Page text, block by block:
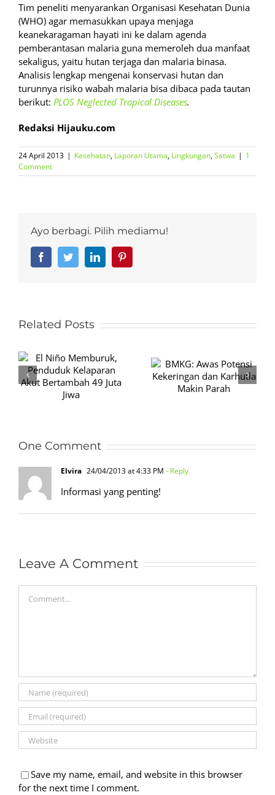
Tim peneliti menyarankan Organisasi Kesehatan Dunia
(WHO) agar memasukkan upaya menjaga
keanekaragaman hayati ini ke dalam agenda
pemberantasan malaria guna memeroleh dua manfaat
sekaligus, yaitu hutan terjaga dan malaria binasa.
Analisis lengkap mengenai konservasi hutan dan
turunnya risiko wabah malaria bisa dibaca pada tautan
berikut: PLOS Neglected Tropical Diseases.
Redaksi Hijauku.com
24 April 2013 | Kesehatan, Laporan Utama, Lingkungan,Satwa | 1
Comment
Ayo berbagi. Pilih mediamu!
FacebookTwitterLinkedIn
Related Posts
BMKG: Awas
Potensi
Kekeringan dan
Karhutla Makin
Alarm Iklim
Menyala dari
One Comment
Elvira 24/04/2013 at 4:33 PM - Reply
Informasi yang penting!
Leave A Comment
Save my name, email, and website in this browser
for the next time I comment.